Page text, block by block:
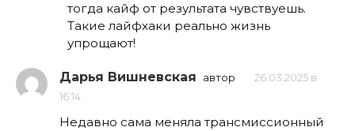
тогда кайф от результата чувствуешь.
Такие лайфхаки реально жизнь
упрощают!
Дарья Вишневская автор
26.03.2025 в
16:14
Недавно сама меняла трансмиссионный